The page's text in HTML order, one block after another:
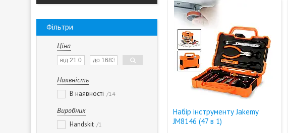
Фільтри
Ціна
Наявність
В наявності 14
Виробник
Handskit 1
Набір інструменту Jakemy
JM8146 (47 в 1)